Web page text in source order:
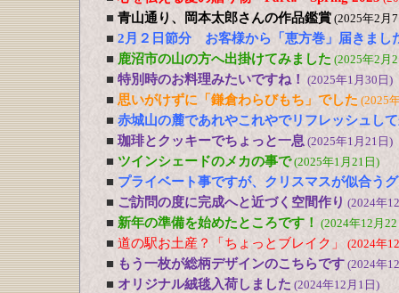
■ 青山通り、岡本太郎さんの作品鑑賞 (2025年2月
■ 2月２日節分 お客様から「恵方巻」届きまし
■ 鹿沼市の山の方へ出掛けてみました (2025年2月
■ 特別時のお料理みたいですね！ (2025年1月30日)
■ 思いがけずに「鎌倉わらびもち」でした (2025
■ 赤城山の麓であれやこれやでリフレッシュし
■ 珈琲とクッキーでちょっと一息 (2025年1月21日)
■ ツインシェードのメカの事で(2025年1月21日)
■ プライベート事ですが、クリスマスが似合う
■ ご訪問の度に完成へと近づく空間作り (2024年
■ 新年の準備を始めたところです！ (2024年12月
■ 道の駅お土産？「ちょっとブレイク」 (2024年
■ もう一枚が総柄デザインのこちらです (2024年
■ オリジナル絨毯入荷しました (2024年12月1日)